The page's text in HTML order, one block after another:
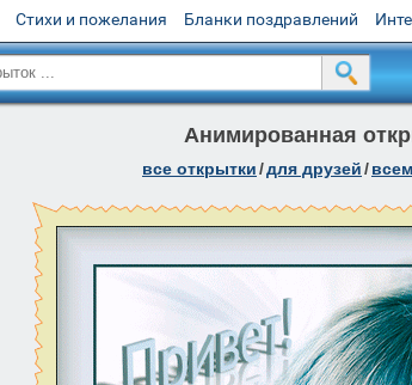
Стихи и пожелания Бланки поздравлений
Анимированная
все открытки/для друзей/